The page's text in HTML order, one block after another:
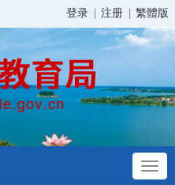
登录 注册 繁體版